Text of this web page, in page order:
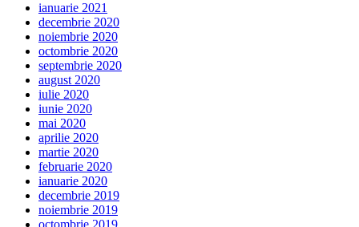
ianuarie 2021
decembrie 2020
noiembrie 2020
octombrie 2020
septembrie 2020
august 2020
iulie 2020
iunie 2020
mai 2020
aprilie 2020
martie 2020
februarie 2020
ianuarie 2020
decembrie 2019
noiembrie 2019
octombrie 2019